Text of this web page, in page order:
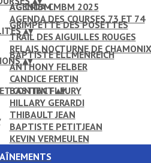
AG CMBM
AGENDA CMBM 2025
AGENDA DES COURSES 73 ET 74
GRIMPETTE DES POSETTES
TRAIL DES AIGUILLES ROUGES
RELAIS NOCTURNE DE CHAMONIX
▴▾
BAPTISTE ELLMENREICH
ANTHONY FELBER
CANDICE FERTIN
BASTIEN FLEURY
HILLARY GERARDI
THIBAULT JEAN
BAPTISTE PETITJEAN
KEVIN VERMEULEN
▴▾
CONTACT▴▾